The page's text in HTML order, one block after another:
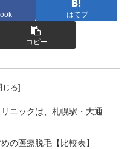
はてブ
コピー
ニックは、札幌駅・大通
の医療脱毛【比較表】